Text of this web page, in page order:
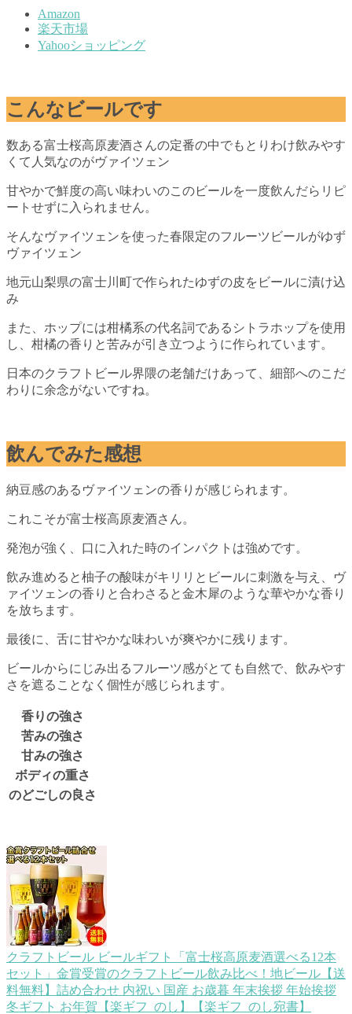
Amazon
楽天市場
Yahooショッピング
こんなビールです
数ある富士桜高原麦酒さんの定番の中でもとりわけ飲みやす
くて人気なのがヴァイツェン
甘やかで鮮度の高い味わいのこのビールを一度飲んだらリピ
ートせずに入られません。
そんなヴァイツェンを使った春限定のフルーツビールがゆず
ヴァイツェン
地元山梨県の富士川町で作られたゆずの皮をビールに漬け込
み
また、ホップには柑橘系の代名詞であるシトラホップを使用
し、柑橘の香りと苦みが引き立つように作られています。
日本のクラフトビール界隈の老舗だけあって、細部へのこだ
わりに余念がないですね。
飲んでみた感想
納豆感のあるヴァイツェンの香りが感じられます。
これこそが富士桜高原麦酒さん。
発泡が強く、口に入れた時のインパクトは強めです。
飲み進めると柚子の酸味がキリリとビールに刺激を与え、ヴ
ァイツェンの香りと合わさると金木犀のような華やかな香り
を放ちます。
最後に、舌に甘やかな味わいが爽やかに残ります。
ビールからにじみ出るフルーツ感がとても自然で、飲みやす
さを遮ることなく個性が感じられます。
香りの強さ
苦みの強さ
甘みの強さ
ボディの重さ
のどごしの良さ
クラフトビール ビールギフト「富士桜高原麦酒選べる12本
セット」金賞受賞のクラフトビール飲み比べ！地ビール【送
料無料】詰め合わせ 内祝い 国産 お歳暮 年末挨拶 年始挨拶
冬ギフト お年賀【楽ギフ_のし】【楽ギフ_のし宛書】